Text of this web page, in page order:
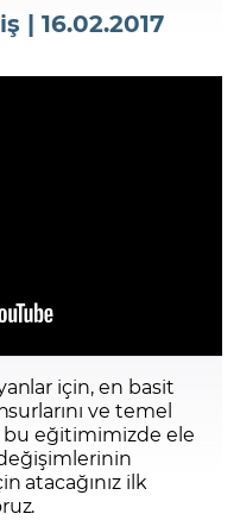
| 16.02.2017
için, en basit
ve temel
bu eğitimimizde ele
atacağınız ilk